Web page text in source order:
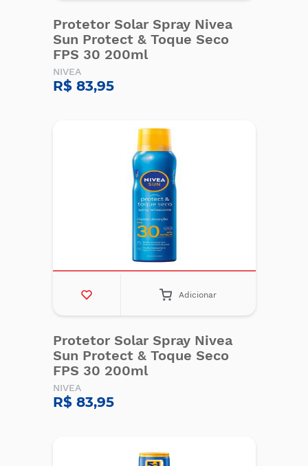
Protetor Solar Spray Nivea
Sun Protect & Toque Seco
FPS 30 200ml
NIVEA
R$ 83,95
Adicionar
Protetor Solar Spray Nivea
Sun Protect & Toque Seco
FPS 30 200ml
NIVEA
R$ 83,95